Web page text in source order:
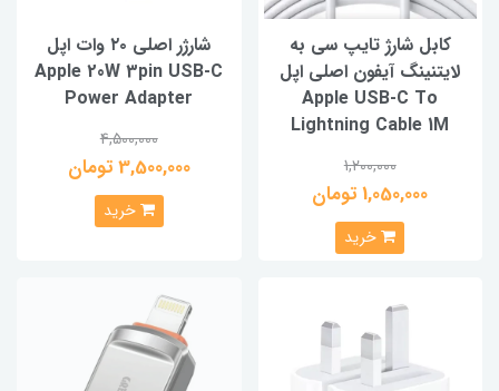
کابل شارژ تایپ سی به
لایتنینگ آیفون اصلی اپل
Apple USB-C To
Lightning Cable 1M
1,200,000
1,050,000 تومان
خرید
شارژر اصلی ۲۰ وات اپل
Apple 20W 3pin USB-C
Power Adapter
4,500,000
3,500,000 تومان
خرید